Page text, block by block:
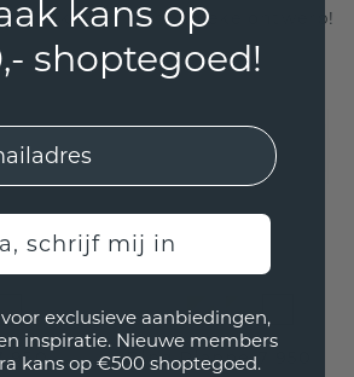
ook uw eigen, unieke ontwerp!
950
Ring Rianne 7 950
kans op
shoptegoed!
schrijf mij in
exclusieve aanbiedingen,
inspiratie. Nieuwe members
kans op €500 shoptegoed.